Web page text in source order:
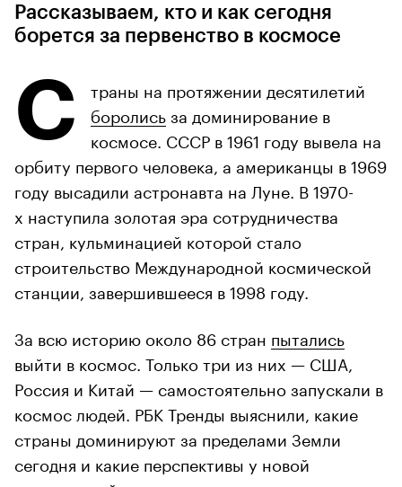
Рассказываем, кто и как сегодня
борется за первенство в космосе
С
траны на протяжении десятилетий
боролисьза доминирование в
космосе. СССР в 1961 году вывела на
орбиту первого человека, а американцы в 1969
году высадили астронавта на Луне. В 1970-
х наступила золотая эра сотрудничества
стран, кульминацией которой стало
строительство Международной космической
станции, завершившееся в 1998 году.
За всю историю около 86 стран пытались
выйти в космос. Только три из них — США,
Россия и Китай — самостоятельно запускали в
космос людей. РБК Тренды выяснили, какие
страны доминируют за пределами Земли
сегодня и какие перспективы у новой